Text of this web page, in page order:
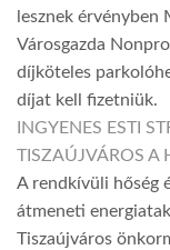
lesznek
Városgazda
díjköteles
díjat kell fizetniük.
INGYENES ESTI
TISZAÚJVÁROS A
A rendkívüli hőség
átmeneti
Tiszaújváros